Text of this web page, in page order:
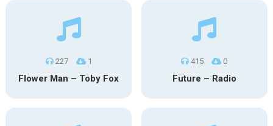
227 1
Flower Man – Toby Fox
415 0
Future – Radio